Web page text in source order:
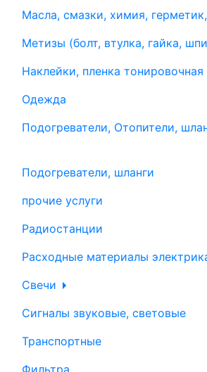
Масла, смазки, химия,
Метизы (болт, втулка, гайка,
Наклейки, пленка тонировочная
Одежда
Подогреватели, Отопители,
Подогреватели, шланги
прочие услуги
Радиостанции
Расходные материалы
Свечи
Сигналы звуковые, световые
Транспортные
Фильтра